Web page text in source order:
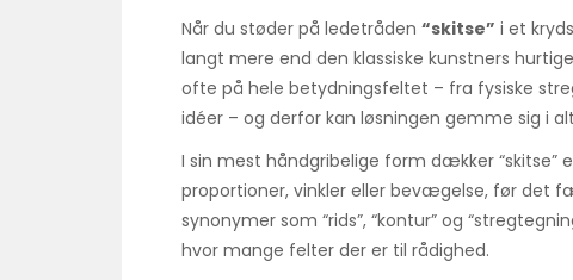
Når du støder på ledetråden “skitse” i et
langt mere end den klassiske kunstners
ofte på hele betydningsfeltet – fra fysiske
idéer – og derfor kan løsningen gemme sig i
I sin mest håndgribelige form dækker “skitse”
proportioner, vinkler eller bevægelse, før det
synonymer som “rids”, “kontur” og
hvor mange felter der er til rådighed.